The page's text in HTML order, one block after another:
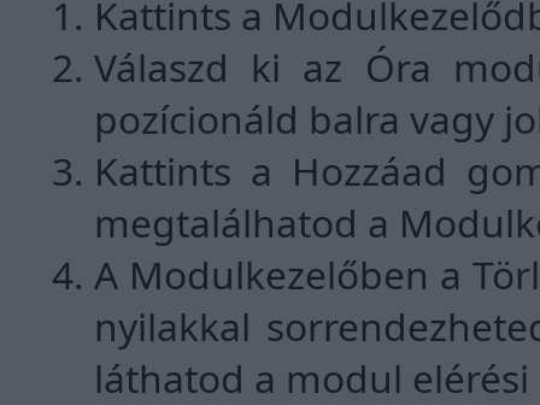
Kattints a
Válaszd ki az Óra
pozícionáld balra vagy
Kattints a Hozzáad
megtalálhatod a
A Modulkezelőben a
nyilakkal
láthatod a modul